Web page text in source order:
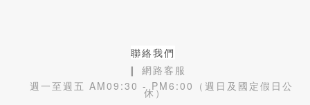
聯絡我們
❙ 網路客服
週一至週五 AM09:30 - PM6:00（週日及國定假日公
休）